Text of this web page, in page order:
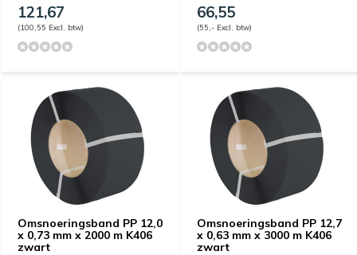
121,67
(100,55 Excl. btw)
66,55
(55,- Excl. btw)
Omsnoeringsband PP 12,0
x 0,73 mm x 2000 m K406
zwart
Omsnoeringsband PP 12,7
x 0,63 mm x 3000 m K406
zwart